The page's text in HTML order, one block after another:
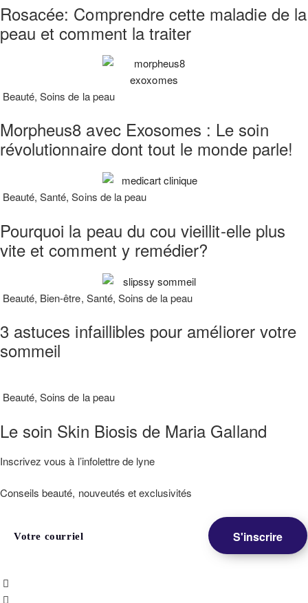
Rosacée: Comprendre cette maladie de la
peau et comment la traiter
Beauté,Soins de la peau
Morpheus8 avec Exosomes : Le soin
révolutionnaire dont tout le monde parle!
Beauté,Santé,Soins de la peau
Pourquoi la peau du cou vieillit-elle plus
vite et comment y remédier?
Beauté, Bien-être, Santé, Soins de la peau
3 astuces infaillibles pour améliorer votre
sommeil
Beauté,Soins de la peau
Le soin Skin Biosis de Maria Galland
Inscrivez vous à l’infolettre de lyne
Conseils beauté, nouveutés et exclusivités